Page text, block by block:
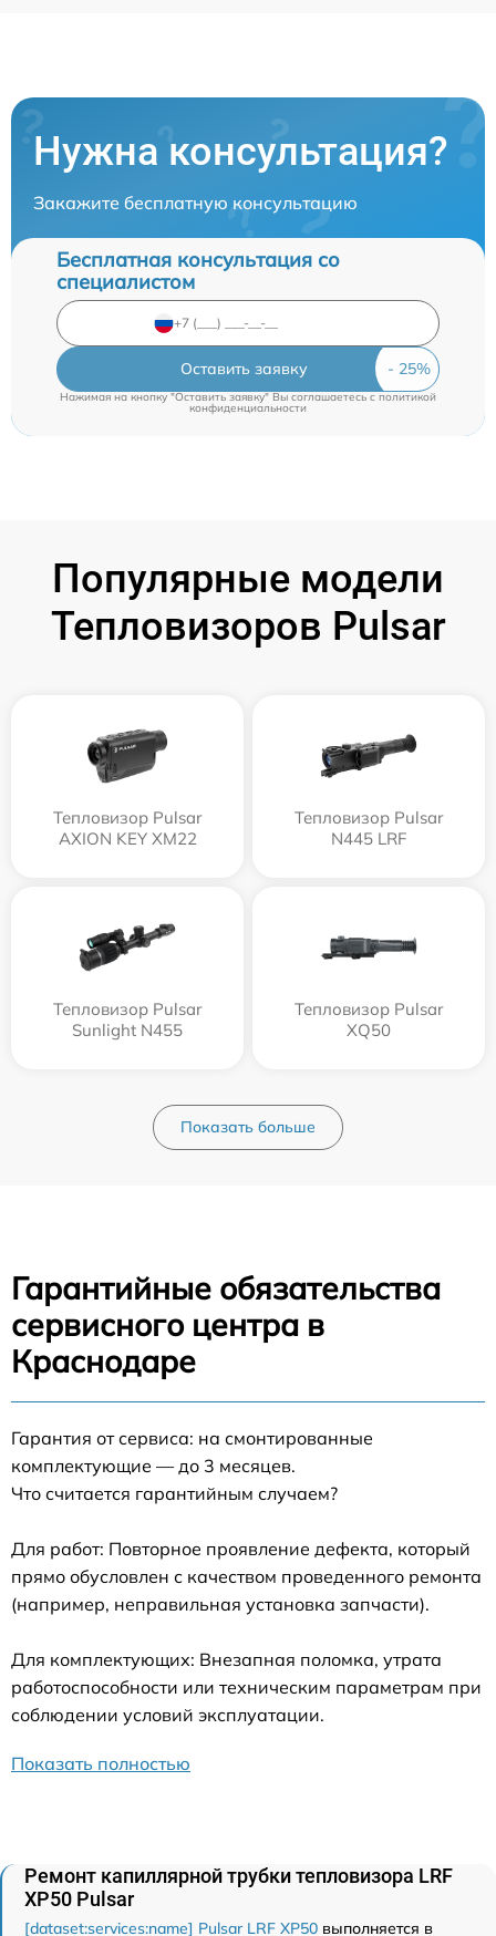
Нужна консультация?
Закажите бесплатную консультацию
Бесплатная консультация со
специалистом
Оставить заявку
Нажимая на кнопку "Оставить заявку" Вы соглашаетесь cполитикой
конфиденциальности
Популярные модели
Тепловизоров Pulsar
Тепловизор Pulsar
AXION KEY XM22
Тепловизор Pulsar
N445 LRF
Тепловизор Pulsar
Sunlight N455
Тепловизор Pulsar
XQ50
Показать больше
Гарантийные обязательства
сервисного центра в
Краснодаре
Гарантия от сервиса: на смонтированные
комплектующие — до 3 месяцев.
Что считается гарантийным случаем?
Для работ: Повторное проявление дефекта, который
прямо обусловлен с качеством проведенного ремонта
(например, неправильная установка запчасти).
Для комплектующих: Внезапная поломка, утрата
работоспособности или техническим параметрам при
соблюдении условий эксплуатации.
Показать полностью
Ремонт капиллярной трубки тепловизора LRF
XP50 Pulsar
[dataset:services:name] Pulsar LRF XP50 выполняется в